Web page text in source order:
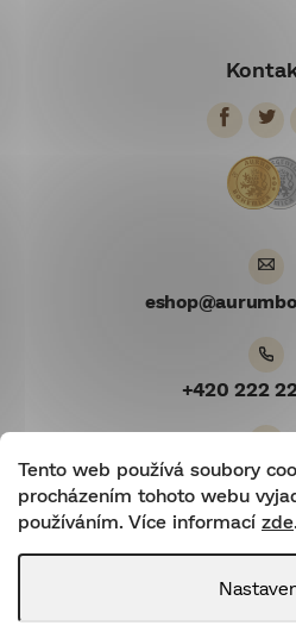
Tento web používá soubory
procházením tohoto webu
používáním. Více informací zde.
eshop@
+420 222